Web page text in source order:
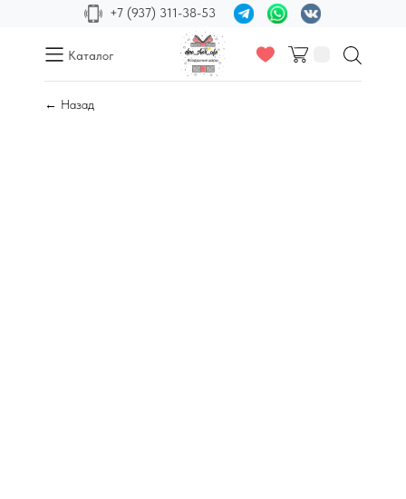
+7 (937) 311-38-53
Каталог
← Назад